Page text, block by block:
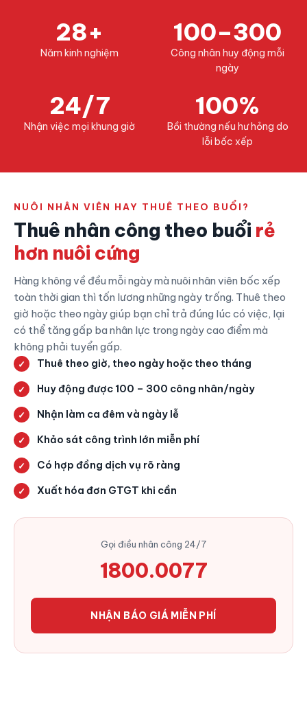
28+
Năm kinh nghiệm
100–300
Công nhân huy động mỗi
ngày
24/7
Nhận việc mọi khung giờ
100%
Bồi thường nếu hư hỏng do
lỗi bốc xếp
NUÔI NHÂN VIÊN HAY THUÊ THEO BUỔI?
Thuê nhân công theo buổi rẻ
hơn nuôi cứng
Hàng không về đều mỗi ngày mà nuôi nhân viên bốc xếp
toàn thời gian thì tốn lương những ngày trống. Thuê theo
giờ hoặc theo ngày giúp bạn chỉ trả đúng lúc có việc, lại
có thể tăng gấp ba nhân lực trong ngày cao điểm mà
không phải tuyển gấp.
Thuê theo giờ, theo ngày hoặc theo tháng
Huy động được 100 – 300 công nhân/ngày
Nhận làm ca đêm và ngày lễ
Khảo sát công trình lớn miễn phí
Có hợp đồng dịch vụ rõ ràng
Xuất hóa đơn GTGT khi cần
Gọi điều nhân công 24/7
1800.0077
NHẬN BÁO GIÁ MIỄN PHÍ